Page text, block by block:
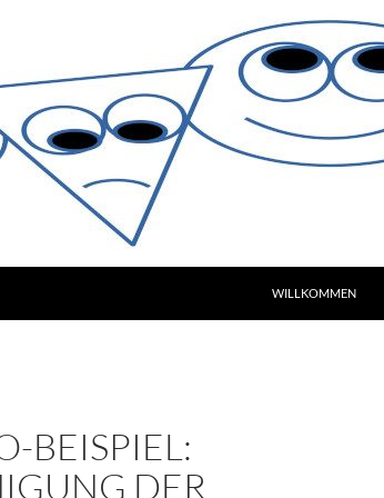
WILLKOMMEN
BEISPIEL:
DER